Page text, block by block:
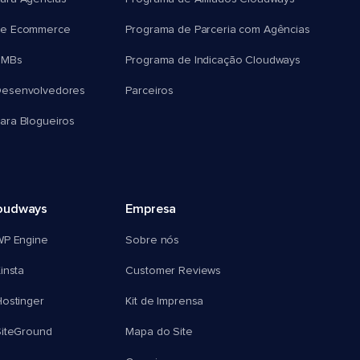
Ecommerce
Blogueiros
Programa de Parceria com Agências
Programa de Indicação Cloudways
Parceiros
Engine
Empresa
Sobre nós
Customer Reviews
Kit de Imprensa
Mapa do Site